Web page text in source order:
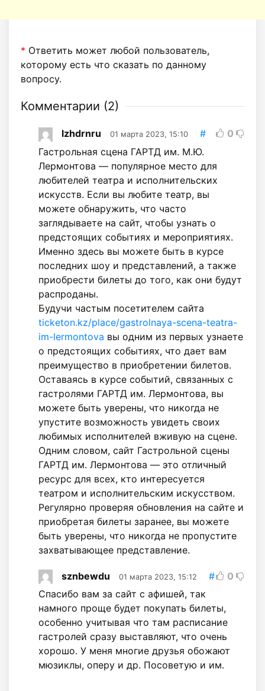
* Ответить может любой пользователь,
которому есть что сказать по данному
вопросу.
Комментарии (2)
lzhdrnru 01 марта 2023, 15:10 #
0
Гастрольная сцена ГАРТД им. М.Ю.
Лермонтова — популярное место для
любителей театра и исполнительских
искусств. Если вы любите театр, вы
можете обнаружить, что часто
заглядываете на сайт, чтобы узнать о
предстоящих событиях и мероприятиях.
Именно здесь вы можете быть в курсе
последних шоу и представлений, а также
приобрести билеты до того, как они будут
распроданы.
Будучи частым посетителем сайта
ticketon.kz/place/gastrolnaya-scena-teatra-
im-lermontova вы одним из первых узнаете
о предстоящих событиях, что дает вам
преимущество в приобретении билетов.
Оставаясь в курсе событий, связанных с
гастролями ГАРТД им. Лермонтова, вы
можете быть уверены, что никогда не
упустите возможность увидеть своих
любимых исполнителей вживую на сцене.
Одним словом, сайт Гастрольной сцены
ГАРТД им. Лермонтова — это отличный
ресурс для всех, кто интересуется
театром и исполнительским искусством.
Регулярно проверяя обновления на сайте и
приобретая билеты заранее, вы можете
быть уверены, что никогда не пропустите
захватывающее представление.
sznbewdu 01 марта 2023, 15:12 #
0
Спасибо вам за сайт с афишей, так
намного проще будет покупать билеты,
особенно учитывая что там расписание
гастролей сразу выставляют, что очень
хорошо. У меня многие друзья обожают
мюзиклы, оперу и др. Посоветую и им.